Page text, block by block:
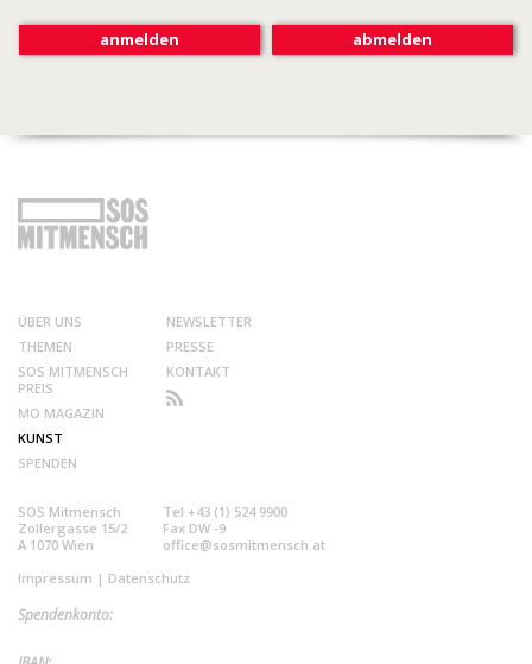
ÜBER UNS
THEMEN
SOS MITMENSCH
PREIS
MO MAGAZIN
KUNST
SPENDEN
NEWSLETTER
PRESSE
KONTAKT
SOS Mitmensch
Zollergasse 15/2
A 1070 Wien
Tel +43 (1) 524 9900
Fax DW -9
office@sosmitmensch.at
Impressum | Datenschutz
Spendenkonto: